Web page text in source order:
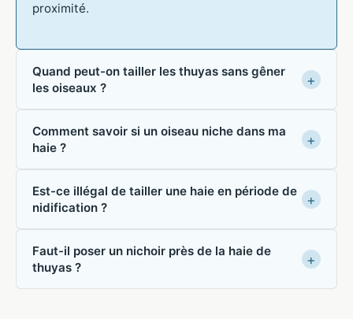
proximité.
Quand peut-on tailler les thuyas sans gêner
les oiseaux ?
Comment savoir si un oiseau niche dans ma
haie ?
Est-ce illégal de tailler une haie en période de
nidification ?
Faut-il poser un nichoir près de la haie de
thuyas ?